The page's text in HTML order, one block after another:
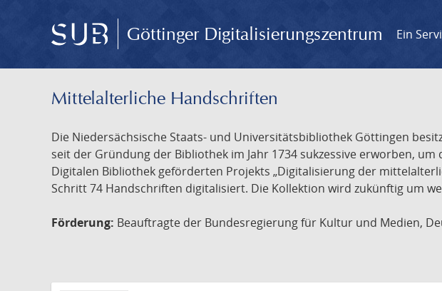
Göttinger Digitalisierungszentrum Ein
Mittelalterliche Handschriften
Die Niedersächsische Staats- und Universitätsbibliothek Göttingen
seit der Gründung der Bibliothek im Jahr 1734 sukzessive erworben,
Digitalen Bibliothek geförderten Projekts „Digitalisierung der
Schritt 74 Handschriften digitalisiert. Die Kollektion wird zukünftig um
Förderung: Beauftragte der Bundesregierung für Kultur und Medien,